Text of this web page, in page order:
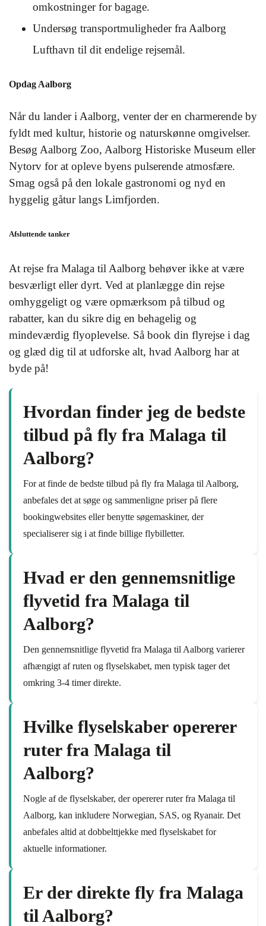
omkostninger for bagage.
Undersøg transportmuligheder fra Aalborg
Lufthavn til dit endelige rejsemål.
Opdag Aalborg
Når du lander i Aalborg, venter der en charmerende by
fyldt med kultur, historie og naturskønne omgivelser.
Besøg Aalborg Zoo, Aalborg Historiske Museum eller
Nytorv for at opleve byens pulserende atmosfære.
Smag også på den lokale gastronomi og nyd en
hyggelig gåtur langs Limfjorden.
Afsluttende tanker
At rejse fra Malaga til Aalborg behøver ikke at være
besværligt eller dyrt. Ved at planlægge din rejse
omhyggeligt og være opmærksom på tilbud og
rabatter, kan du sikre dig en behagelig og
mindeværdig flyoplevelse. Så book din flyrejse i dag
og glæd dig til at udforske alt, hvad Aalborg har at
byde på!
Hvordan finder jeg de bedste
tilbud på fly fra Malaga til
Aalborg?
For at finde de bedste tilbud på fly fra Malaga til Aalborg,
anbefales det at søge og sammenligne priser på flere
bookingwebsites eller benytte søgemaskiner, der
specialiserer sig i at finde billige flybilletter.
Hvad er den gennemsnitlige
flyvetid fra Malaga til
Aalborg?
Den gennemsnitlige flyvetid fra Malaga til Aalborg varierer
afhængigt af ruten og flyselskabet, men typisk tager det
omkring 3-4 timer direkte.
Hvilke flyselskaber opererer
ruter fra Malaga til
Aalborg?
Nogle af de flyselskaber, der opererer ruter fra Malaga til
Aalborg, kan inkludere Norwegian, SAS, og Ryanair. Det
anbefales altid at dobbelttjekke med flyselskabet for
aktuelle informationer.
Er der direkte fly fra Malaga
til Aalborg?